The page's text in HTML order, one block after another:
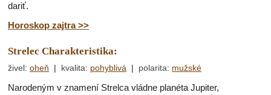
dariť.
Horoskop zajtra >>
Strelec Charakteristika:
živel : oheň kvalita: pohyblivá polarita: mužské
Narodeným v znamení Strelca vládne planéta Jupiter,